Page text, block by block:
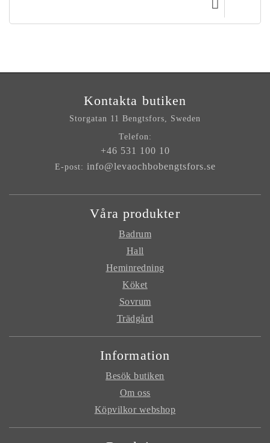
Kontakta butiken
Storgatan 11 Bengtsfors, Sweden
Telefon:
+46 531 100 10
E-post: info@levaochbobengtsfors.se
Våra produkter
Badrum
Hall
Heminredning
Köket
Sovrum
Trädgård
Information
Besök butiken
Om oss
Köpvilkor webshop